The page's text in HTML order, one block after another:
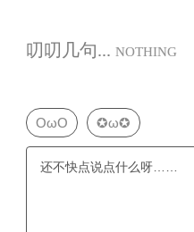
叨叨几句... NOTHING
OωO ✪ω✪